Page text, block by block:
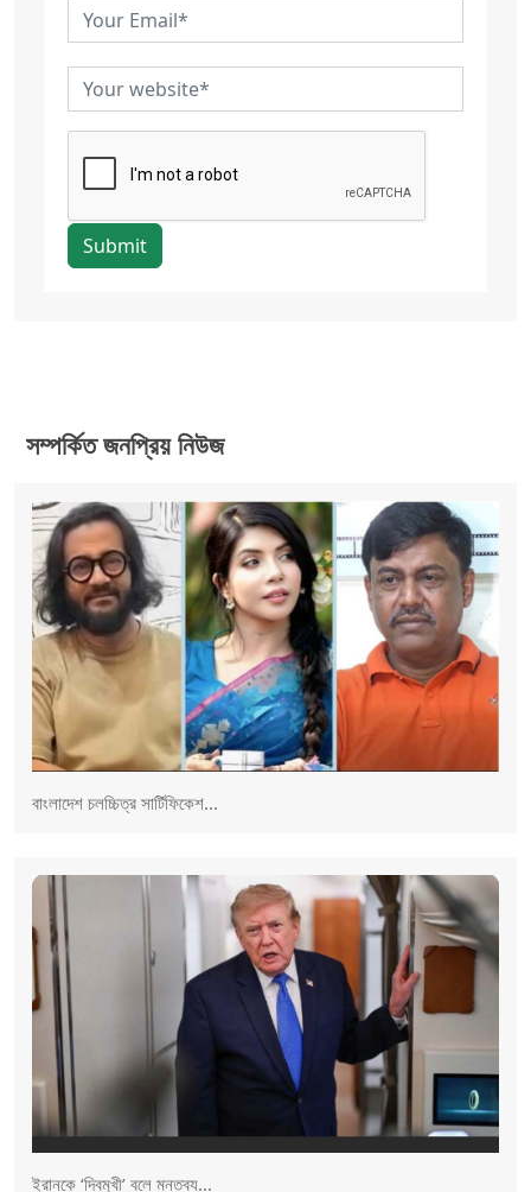
Submit
সম্পর্কিত জনপ্রিয় নিউজ
বাংলাদেশ চলচ্চিত্র সার্টিফিকেশ...
ইরানকে ‘দ্বিমুখী’ বলে মন্তব্য...